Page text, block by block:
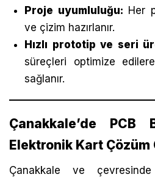
Proje uyumluluğu: Her
ve çizim hazırlanır.
Hızlı prototip ve seri
süreçleri optimize
sağlanır.
Çanakkale’de PCB
Elektronik Kart Çözüm
Çanakkale ve